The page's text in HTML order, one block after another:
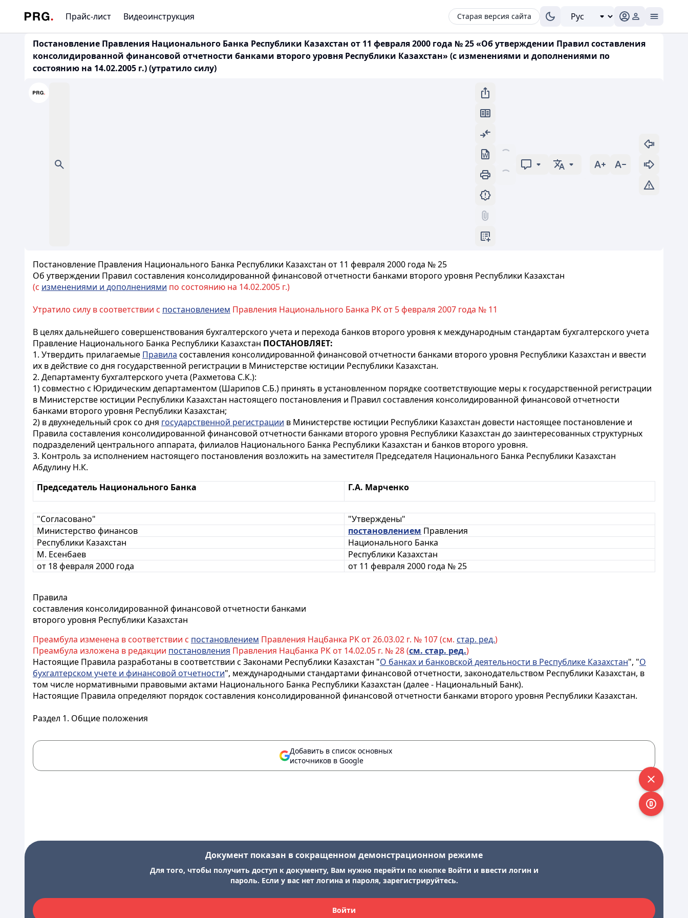
Прайс-лист Видеоинструкция Старая версия сайта
Постановление Правления Национального Банка Республики Казахстан от 11 февраля 2000 года № 25 «Об утверждении Правил составления
консолидированной финансовой отчетности банками второго уровня Республики Казахстан» (с изменениями и дополнениями по
состоянию на 14.02.2005 г.) (утратило силу)
Постановление Правления Национального Банка Республики Казахстан от 11 февраля 2000 года № 25
Об утверждении Правил составления консолидированной финансовой отчетности банками второго уровня Республики Казахстан
(с изменениями и дополнениями по состоянию на 14.02.2005 г.)
Утратило силу в соответствии с постановлением Правления Национального Банка РК от 5 февраля 2007 года № 11
В целях дальнейшего совершенствования бухгалтерского учета и перехода банков второго уровня к международным стандартам бухгалтерского учета
Правление Национального Банка Республики Казахстан ПОСТАНОВЛЯЕТ:
1. Утвердить прилагаемые Правила составления консолидированной финансовой отчетности банками второго уровня Республики Казахстан и ввести
их в действие со дня государственной регистрации в Министерстве юстиции Республики Казахстан.
2. Департаменту бухгалтерского учета (Рахметова С.К.):
1) совместно с Юридическим департаментом (Шарипов С.Б.) принять в установленном порядке соответствующие меры к государственной регистрации
в Министерстве юстиции Республики Казахстан настоящего постановления и Правил составления консолидированной финансовой отчетности
банками второго уровня Республики Казахстан;
2) в двухнедельный срок со дня государственной регистрации в Министерстве юстиции Республики Казахстан довести настоящее постановление и
Правила составления консолидированной финансовой отчетности банками второго уровня Республики Казахстан до заинтересованных структурных
подразделений центрального аппарата, филиалов Национального Банка Республики Казахстан и банков второго уровня.
3. Контроль за исполнением настоящего постановления возложить на заместителя Председателя Национального Банка Республики Казахстан
Абдулину Н.К.
Председатель Национального Банка
Г.А. Марченко
"Согласовано"
"Утверждены"
Министерство финансов
постановлением Правления
Республики Казахстан
Национального Банка
М. Есенбаев
Республики Казахстан
от 18 февраля 2000 года
от 11 февраля 2000 года № 25
Правила
составления консолидированной финансовой отчетности банками
второго уровня Республики Казахстан
Преамбула изменена в соответствии с постановлением Правления Нацбанка РК от 26.03.02 г. № 107 (см. стар. ред.)
Преамбула изложена в редакции постановления Правления Нацбанка РК от 14.02.05 г. № 28 (см. стар. ред.)
Настоящие Правила разработаны в соответствии с Законами Республики Казахстан "О банках и банковской деятельности в Республике Казахстан", "О
бухгалтерском учете и финансовой отчетности", международными стандартами финансовой отчетности, законодательством Республики Казахстан, в
том числе нормативными правовыми актами Национального Банка Республики Казахстан (далее - Национальный Банк).
Настоящие Правила определяют порядок составления консолидированной финансовой отчетности банками второго уровня Республики Казахстан.
Раздел 1. Общие положения
Добавить в список основных
источников в Google
Документ показан в сокращенном демонстрационном режиме
Для того, чтобы получить доступ к документу, Вам нужно перейти по кнопке Войти и ввести логин и
пароль. Если у вас нет логина и пароля, зарегистрируйтесь.
Войти